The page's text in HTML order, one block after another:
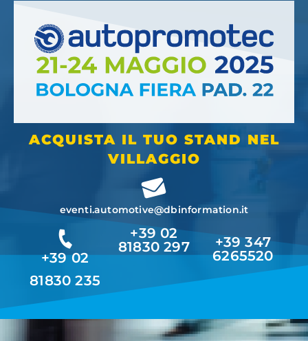
ACQUISTA IL TUO STAND NEL
VILLAGGIO
eventi.automotive@dbinformation.it
+39 02
81830 235
+39 02
81830 297
+39 347
6265520